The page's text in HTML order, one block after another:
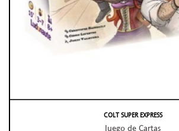
COLT SUPER EXPRESS
Juego de Cartas